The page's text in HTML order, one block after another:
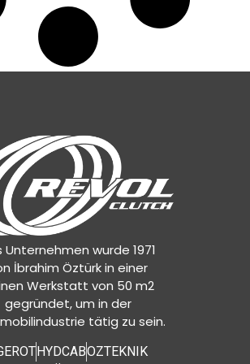
Unternehmen wurde 1971
İbrahim Öztürk in einer
Werkstatt von 50 m2
gegründet, um in der
tätig zu sein.
HYDCABOZTEKNIK